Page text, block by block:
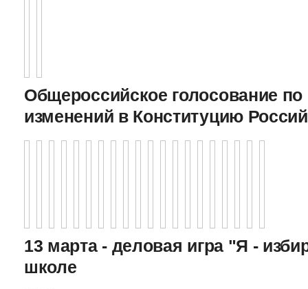
Общероссийское голосование
изменений в Конституцию
13 марта - деловая игра "Я -
школе